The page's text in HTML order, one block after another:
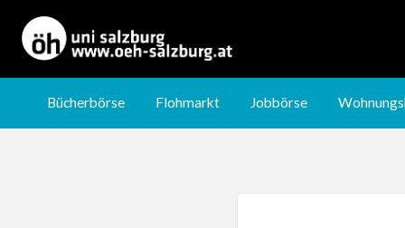
Jobbörse Wohnungsbörse Nachhilfebörse
Bücherbörse Flohmarkt Jobbörse